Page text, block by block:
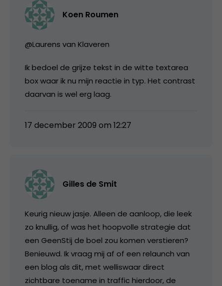
Koen Roumen
@Laurens van Klaveren
Ik bedoel de grijze tekst in de witte textarea
box waar ik nu mijn reactie in typ. Het contrast
daarvan is wel erg laag.
17 december 2009 om 12:27
Gilles de Smit
Keurig nieuw jasje. Alleen de aanloop, die leek
zo knullig, of was het hoopvolle strategie dat
een GeenStij de boel zou komen verstieren?
Benieuwd. Ik vraag mij af of een relaunch van
een blog als dit, met welliswaar direct
zichtbare toename in traffic hierdoor, de